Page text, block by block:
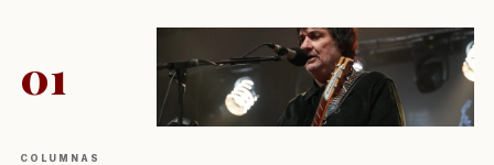
01
COLUMNAS